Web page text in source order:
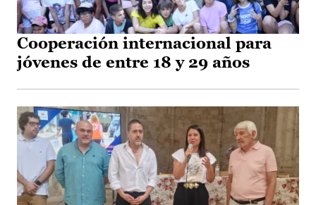
Cooperación internacional para
jóvenes de entre 18 y 29 años